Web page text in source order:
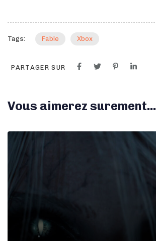
Tags: Fable Xbox
PARTAGER SUR
Vous aimerez surement...